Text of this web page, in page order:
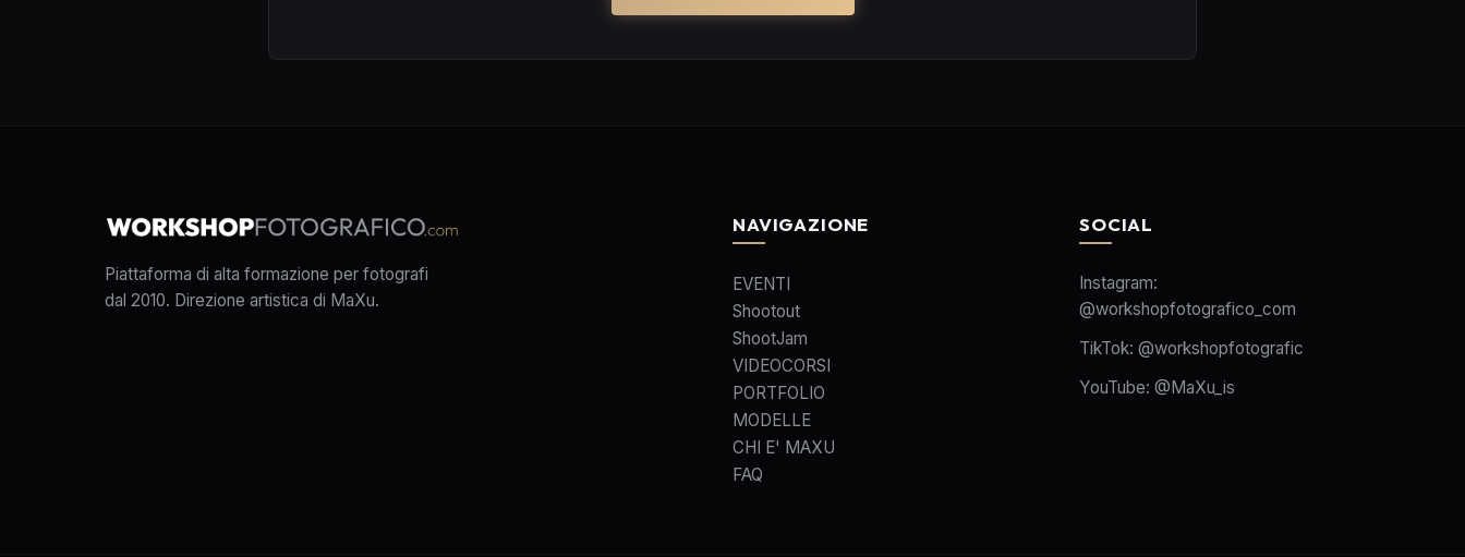
Piattaforma di alta formazione per fotografi
dal 2010. Direzione artistica di MaXu.
NAVIGAZIONE
EVENTI
Shootout
ShootJam
VIDEOCORSI
PORTFOLIO
MODELLE
CHI E' MAXU
FAQ
SOCIAL
Instagram:
@workshopfotografico_com
TikTok: @workshopfotografic
YouTube: @MaXu_is